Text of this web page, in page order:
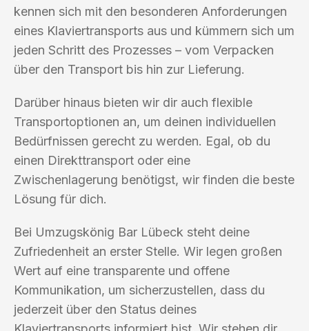
kennen sich mit den besonderen Anforderungen
eines Klaviertransports aus und kümmern sich um
jeden Schritt des Prozesses – vom Verpacken
über den Transport bis hin zur Lieferung.
Darüber hinaus bieten wir dir auch flexible
Transportoptionen an, um deinen individuellen
Bedürfnissen gerecht zu werden. Egal, ob du
einen Direkttransport oder eine
Zwischenlagerung benötigst, wir finden die beste
Lösung für dich.
Bei Umzugskönig Bar Lübeck steht deine
Zufriedenheit an erster Stelle. Wir legen großen
Wert auf eine transparente und offene
Kommunikation, um sicherzustellen, dass du
jederzeit über den Status deines